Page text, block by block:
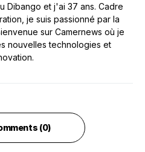
Dibango et j'ai 37 ans. Cadre
je suis passionné par la
sur Camernews où je
nouvelles technologies et
(0)